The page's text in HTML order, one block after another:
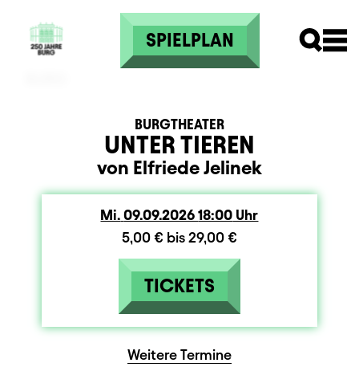
Direkt zum Inhalt
SPIELPLAN
UNTER TIEREN
BURGTHEATER
von Elfriede Jelinek
Mi. Mittwoch
09.09.202618:00 Uhr
5,00 € bis 29,00 €
TICKETS
Weitere Termine